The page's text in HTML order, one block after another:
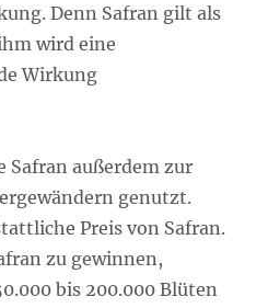
Denn Safran gilt als
wird eine
Wirkung
Safran außerdem zur
genutzt.
Preis von Safran.
zu gewinnen,
bis 200.000 Blüten